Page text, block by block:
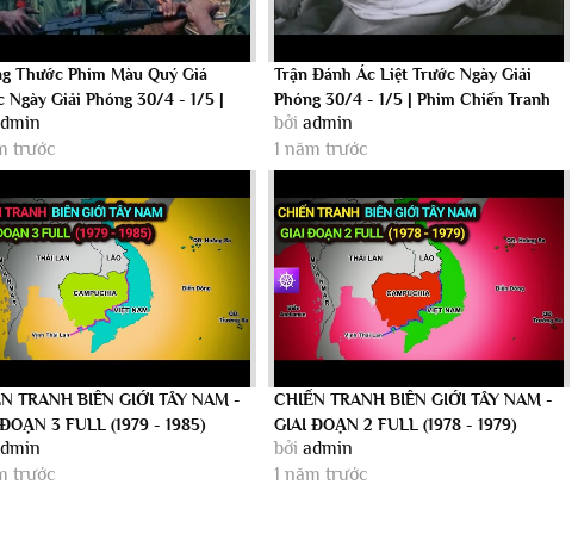
Thước Phim Màu Quý Giá
Ngày Giải Phóng 30/4 - 1/5 |
trước
Trận Đánh Ác Liệt Trước Ngày Giải
Phóng 30/4 - 1/5 | Phim Chiến Tranh
Việt...
bởiadmin
1 năm trước
TRANH BIÊN GIỚI TÂY NAM -
3 FULL (1979 - 1985)
trước
CHIẾN TRANH BIÊN GIỚI TÂY NAM -
GIAI ĐOẠN 2 FULL (1978 - 1979)
bởiadmin
1 năm trước